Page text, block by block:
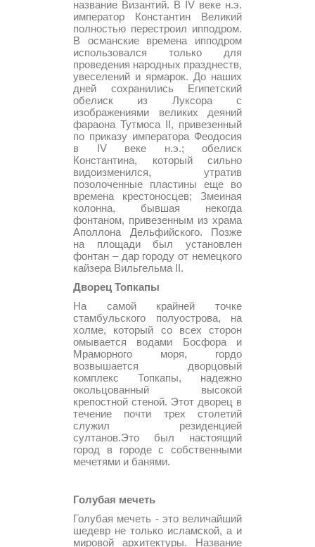
название Византий. В IV веке н.э.
император Константин Великий
полностью перестроил ипподром.
В османские времена ипподром
использовался только для
проведения народных празднеств,
увеселений и ярмарок. До наших
дней сохранились Египетский
обелиск из Луксора с
изображениями великих деяний
фараона Тутмоса II, привезенный
по приказу императора Феодосия
в IV веке н.э.; обелиск
Константина, который сильно
видоизменился, утратив
позолоченные пластины еще во
времена крестоносцев; Змеиная
колонна, бывшая некогда
фонтаном, привезенным из храма
Аполлона Дельфийского. Позже
на площади был установлен
фонтан – дар городу от немецкого
кайзера Вильгельма II.
Дворец Топкапы
На самой крайней точке
стамбульского полуострова, на
холме, который со всех сторон
омывается водами Босфора и
Мраморного моря, гордо
возвышается дворцовый
комплекс Топкапы, надежно
окольцованный высокой
крепостной стеной. Этот дворец в
течение почти трех столетий
служил резиденцией
султанов.Это был настоящий
город в городе с собственными
мечетями и банями.
Голубая мечеть
Голубая мечеть - это величайший
шедевр не только исламской, а и
мировой архитектуры. Название